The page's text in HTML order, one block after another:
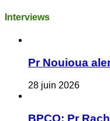
Interviews
Pr Nouioua
28 juin 2026
BPCO: Pr